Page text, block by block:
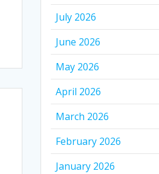
July 2026
June 2026
May 2026
April 2026
March 2026
February 2026
January 2026